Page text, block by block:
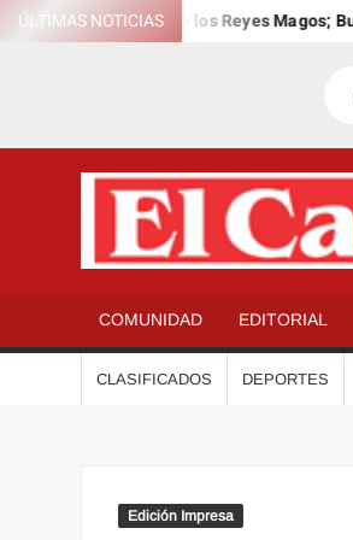
SaltarÚLTIMAS NOTICIAS
el 12º Día Anual de los Reyes Magos;
COMUNIDAD EDITORIAL
CLASIFICADOS DEPORTES
Edición Impresa